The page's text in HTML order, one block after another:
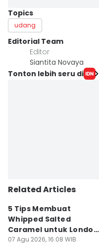
Topics
udang
Editorial Team
Editor
Siantita Novaya
Tonton lebih seru di
Related Articles
5 Tips Membuat
Whipped Salted
Caramel untuk London
Chocolate Cake
07 Agu 2026, 16:08 WIB